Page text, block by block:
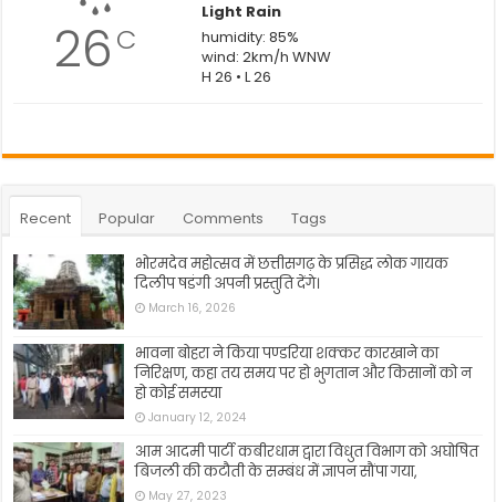
26 C
Light Rain
humidity: 85%
wind: 2km/h WNW
H 26 • L 26
Recent Popular Comments Tags
भोरमदेव महोत्सव में छत्तीसगढ़ के प्रसिद्ध लोक गायक
दिलीप षडंगी अपनी प्रस्तुति देंगे।
March 16, 2026
भावना बोहरा ने किया पण्डरिया शक्कर कारखाने का
निरिक्षण, कहा तय समय पर हो भुगतान और किसानों को न
हो कोई समस्या
January 12, 2024
आम आदमी पार्टी कबीरधाम द्वारा विधुत विभाग को अघोषित
बिजली की कटौती के सम्बंध में ज्ञापन सौंपा गया,
May 27, 2023